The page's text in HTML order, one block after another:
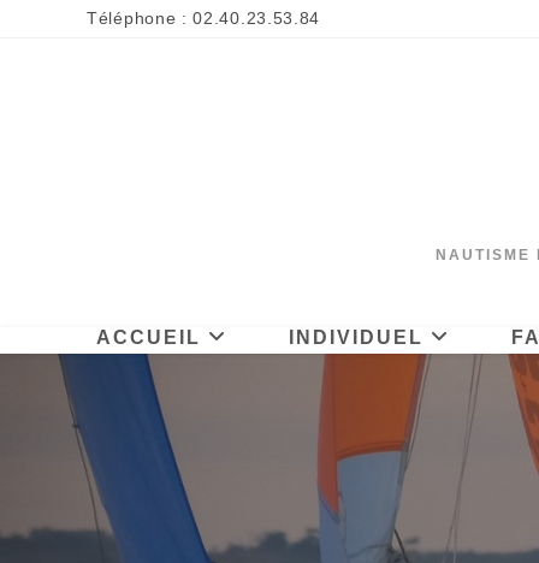
Téléphone : 02.40.23.53.84
ACCUEIL INDIVIDUEL